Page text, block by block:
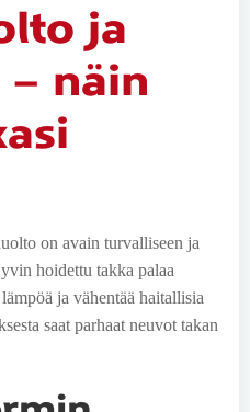
ja
– näin
on avain turvalliseen ja
hoidettu takka palaa
ja vähentää haitallisia
saat parhaat neuvot takan